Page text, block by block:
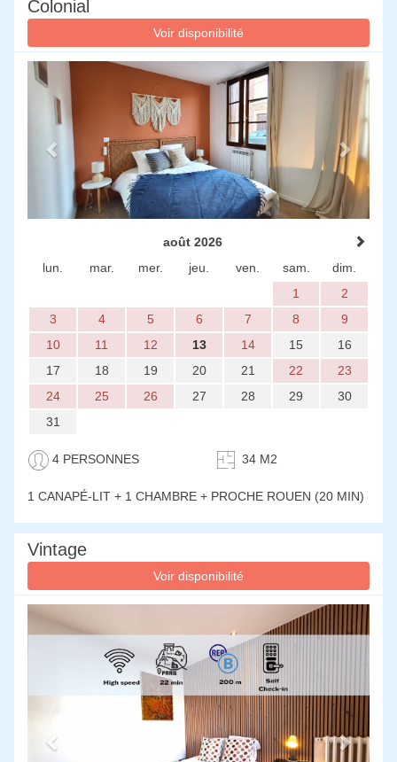
Colonial
Voir disponibilité
Previous Next
août 2026
lun.
mar. mer. jeu. ven. sam.
dim.
1
2
3
4 5 6 7 8
9
10
11 12 13 14 15
16
17
18 19 20 21 22
23
24
25 26 27 28 29
30
31
4 PERSONNES 34 M2
1 CANAPÉ-LIT + 1 CHAMBRE + PROCHE ROUEN (20 MIN)
Vintage
Voir disponibilité
Previous Next